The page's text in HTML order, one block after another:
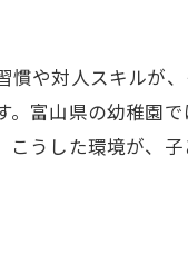
や対人スキルが
富山県の幼稚園
うした環境が、